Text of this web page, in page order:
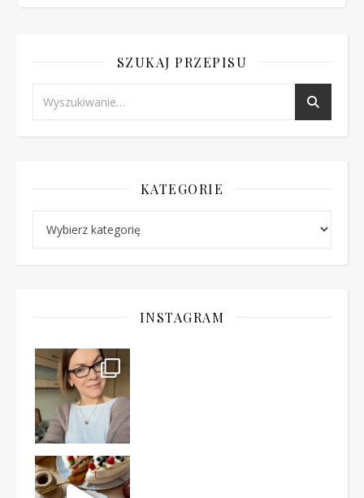
SZUKAJ PRZEPISU
KATEGORIE
INSTAGRAM